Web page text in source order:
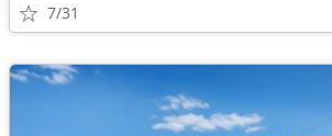
7/31